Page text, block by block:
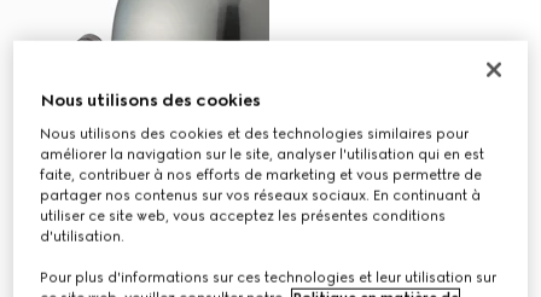
Nous utilisons des cookies
Nous utilisons des cookies et des technologies similaires pour
améliorer la navigation sur le site, analyser l'utilisation qui en est
faite, contribuer à nos efforts de marketing et vous permettre de
partager nos contenus sur vos réseaux sociaux. En continuant à
utiliser ce site web, vous acceptez les présentes conditions
d'utilisation.
Pour plus d'informations sur ces technologies et leur utilisation sur